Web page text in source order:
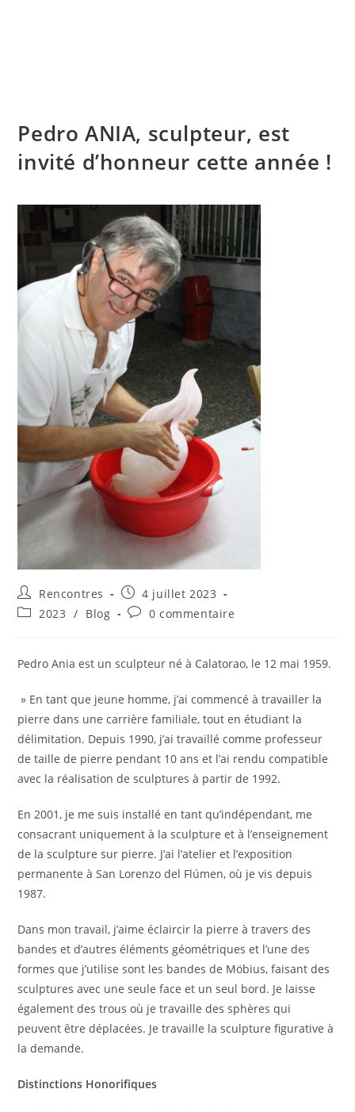
Pedro ANIA, sculpteur, est
invité d’honneur cette année !
Auteur/autrice
de
la
Rencontres
Publication
publiée :
4 juillet 2023
Post2023 / Blog
Commentaires
publication :
0 commentaire
Pedro Ania est un sculpteur né à Calatorao, le 12 mai 1959.
» En tant que jeune homme, j’ai commencé à travailler la
pierre dans une carrière familiale, tout en étudiant la
délimitation. Depuis 1990, j’ai travaillé comme professeur
de taille de pierre pendant 10 ans et l’ai rendu compatible
avec la réalisation de sculptures à partir de 1992.
En 2001, je me suis installé en tant qu’indépendant, me
consacrant uniquement à la sculpture et à l’enseignement
de la sculpture sur pierre. J’ai l’atelier et l’exposition
permanente à San Lorenzo del Flúmen, où je vis depuis
1987.
Dans mon travail, j’aime éclaircir la pierre à travers des
bandes et d’autres éléments géométriques et l’une des
formes que j’utilise sont les bandes de Möbius, faisant des
sculptures avec une seule face et un seul bord. Je laisse
également des trous où je travaille des sphères qui
peuvent être déplacées. Je travaille la sculpture figurative à
la demande.
Distinctions Honorifiques